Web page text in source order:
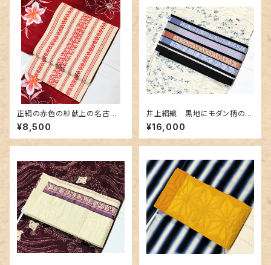
正絹の赤色の紗献上の名古屋
帯
¥8,500
井上絹織 黒地にモダン柄の博
多織半幅 リバーシブル
¥16,000